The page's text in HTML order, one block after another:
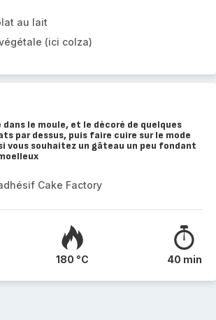
au lait
(ici colza)
le moule, et le décoré de quelques
par dessus, puis faire cuire sur le mode
vous souhaitez un gâteau un peu fondant
Cake Factory
180 °C 40 min